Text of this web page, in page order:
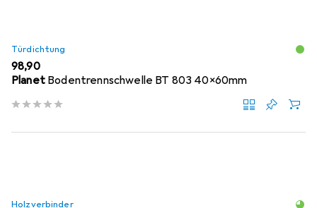
Türdichtung
EUR
98,90
Planet Bodentrennschwelle BT 803 40x60mm
Holzverbinder